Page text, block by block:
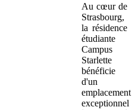
Au cœur de
Strasbourg,
la résidence
étudiante
Campus
Starlette
bénéficie
d'un
emplacement
exceptionnel